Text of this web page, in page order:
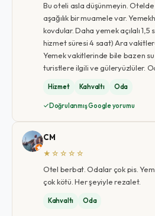
Bu oteli asla düşünmeyin.
aşağılık bir muamele var.
kovdular. Daha yemek açılalı
hizmet süresi 4 saat) Ara
Yemek vakitlerinde bile bazen
turistlere ilgili ve güleryüzlüler.
Hizmet Kahvaltı Oda
Doğrulanmış Google yorumu
C M
★☆☆☆☆
Otel berbat. Odalar çok pis.
çok kötü. Her şeyiyle rezalet.
Kahvaltı Oda